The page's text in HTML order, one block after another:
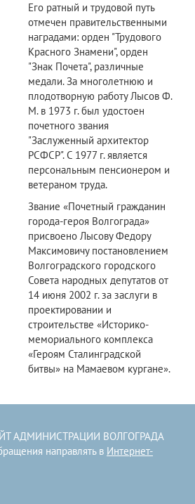
Его ратный и трудовой путь
отмечен правительственными
наградами: орден "Трудового
Красного Знамени", орден
"Знак Почета", различные
медали. За многолетнюю и
плодотворную работу Лысов Ф.
М. в 1973 г. был удостоен
почетного звания
"Заслуженный архитектор
РСФСР". С 1977 г. является
персональным пенсионером и
ветераном труда.
Звание «Почетный гражданин
города-героя Волгограда»
присвоено Лысову Федору
Максимовичу постановлением
Волгоградского городского
Совета народных депутатов от
14 июня 2002 г. за заслуги в
проектировании и
строительстве «Историко-
мемориального комплекса
«Героям Сталинградской
битвы» на Мамаевом кургане».
АДМИНИСТРАЦИИ ВОЛГОГРАДА
направлять в Интернет-